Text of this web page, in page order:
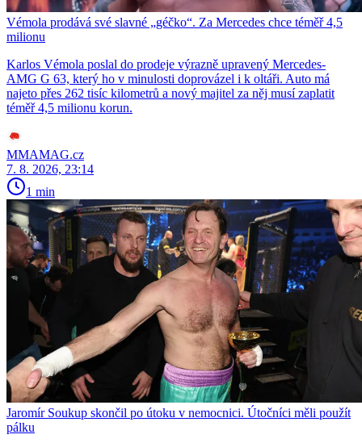
Vémola prodává své slavné „géčko“. Za Mercedes chce téměř 4,5
milionu
Karlos Vémola poslal do prodeje výrazně upravený Mercedes-
AMG G 63, který ho v minulosti doprovázel i k oltáři. Auto má
najeto přes 262 tisíc kilometrů a nový majitel za něj musí zaplatit
téměř 4,5 milionu korun.
MMAMAG.cz
7. 8. 2026, 23:14
1 min
Jaromír Soukup skončil po útoku v nemocnici. Útočníci měli použít
pálku